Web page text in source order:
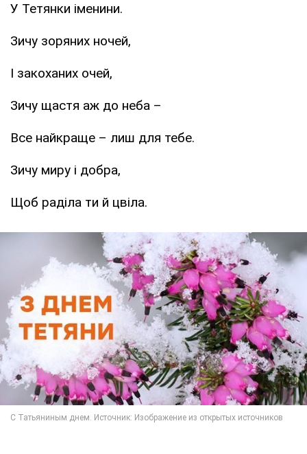
У Тетянки іменини.
Зичу зоряних ночей,
І закоханих очей,
Зичу щастя аж до неба –
Все найкраще – лиш для тебе.
Зичу миру і добра,
Щоб раділа ти й цвіла.